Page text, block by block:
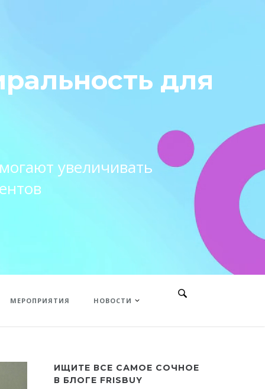
для
увеличивать
МЕРОПРИЯТИЯ НОВОСТИ
ИЩИТЕ ВСЕ САМОЕ СОЧНОЕ
В БЛОГЕ FRISBUY